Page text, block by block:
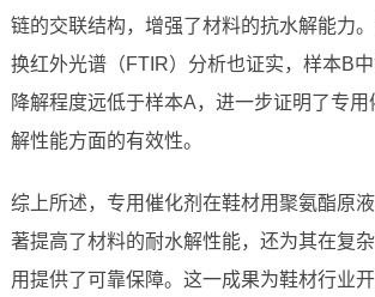
链的交联结构，增强了材料的抗水解能力
换红外光谱（FTIR）分析也证实，样本B
降解程度远低于样本A，进一步证明了专
解性能方面的有效性。
综上所述，专用催化剂在鞋材用聚氨酯原
著提高了材料的耐水解性能，还为其在复
用提供了可靠保障。这一成果为鞋材行业